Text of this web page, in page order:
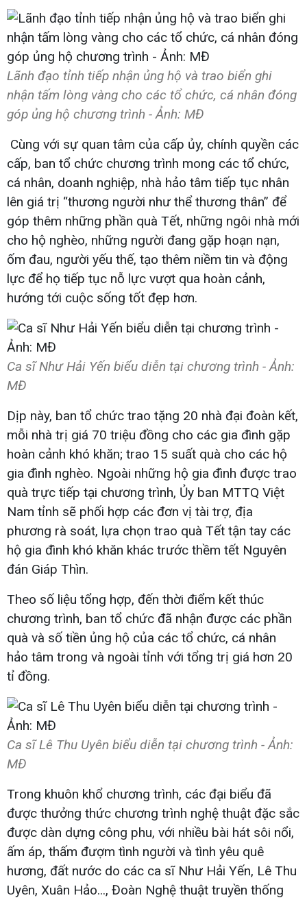
Lãnh đạo tỉnh tiếp nhận ủng hộ và trao biển ghi
nhận tấm lòng vàng cho các tổ chức, cá nhân đóng
góp ủng hộ chương trình - Ảnh: MĐ
Cùng với sự quan tâm của cấp ủy, chính quyền các
cấp, ban tổ chức chương trình mong các tổ chức,
cá nhân, doanh nghiệp, nhà hảo tâm tiếp tục nhân
lên giá trị “thương người như thể thương thân” để
góp thêm những phần quà Tết, những ngôi nhà mới
cho hộ nghèo, những người đang gặp hoạn nạn,
ốm đau, người yếu thế, tạo thêm niềm tin và động
lực để họ tiếp tục nỗ lực vượt qua hoàn cảnh,
hướng tới cuộc sống tốt đẹp hơn.
Ca sĩ Như Hải Yến biểu diễn tại chương trình - Ảnh:
MĐ
Dịp này, ban tổ chức trao tặng 20 nhà đại đoàn kết,
mỗi nhà trị giá 70 triệu đồng cho các gia đình gặp
hoàn cảnh khó khăn; trao 15 suất quà cho các hộ
gia đình nghèo. Ngoài những hộ gia đình được trao
quà trực tiếp tại chương trình, Ủy ban MTTQ Việt
Nam tỉnh sẽ phối hợp các đơn vị tài trợ, địa
phương rà soát, lựa chọn trao quà Tết tận tay các
hộ gia đình khó khăn khác trước thềm tết Nguyên
đán Giáp Thìn.
Theo số liệu tổng hợp, đến thời điểm kết thúc
chương trình, ban tổ chức đã nhận được các phần
quà và số tiền ủng hộ của các tổ chức, cá nhân
hảo tâm trong và ngoài tỉnh với tổng trị giá hơn 20
tỉ đồng.
Ca sĩ Lê Thu Uyên biểu diễn tại chương trình - Ảnh:
MĐ
Trong khuôn khổ chương trình, các đại biểu đã
được thưởng thức chương trình nghệ thuật đặc sắc
được dàn dựng công phu, với nhiều bài hát sôi nổi,
ấm áp, thấm đượm tình người và tình yêu quê
hương, đất nước do các ca sĩ Như Hải Yến, Lê Thu
Uyên, Xuân Hảo..., Đoàn Nghệ thuật truyền thống